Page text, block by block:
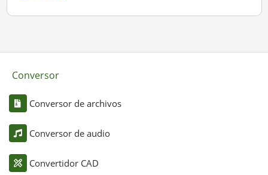
Conversor
Conversor de archivos
Conversor de audio
Convertidor CAD